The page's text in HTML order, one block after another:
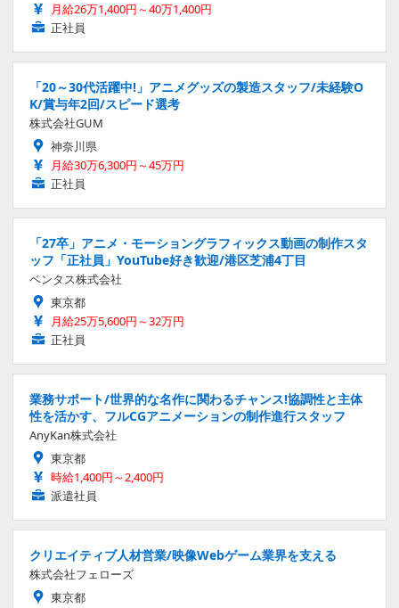
月給26万1,400円～40万1,400円
正社員
「20～30代活躍中!」アニメグッズの製造スタッフ/未経験O
K/賞与年2回/スピード選考
株式会社GUM
神奈川県
月給30万6,300円～45万円
正社員
「27卒」アニメ・モーショングラフィックス動画の制作スタ
ッフ「正社員」YouTube好き歓迎/港区芝浦4丁目
ベンタス株式会社
東京都
月給25万5,600円～32万円
正社員
業務サポート/世界的な名作に関わるチャンス!協調性と主体
性を活かす、フルCGアニメーションの制作進行スタッフ
AnyKan株式会社
東京都
時給1,400円～2,400円
派遣社員
クリエイティブ人材営業/映像Webゲーム業界を支える
株式会社フェローズ
東京都